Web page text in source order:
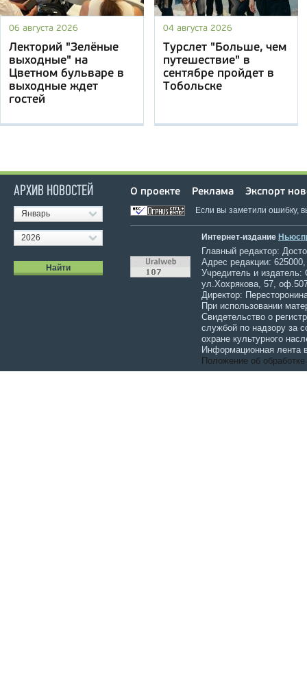
06 августа 2026
Лекторий "Зелёные
выходные" на
Цветном бульваре в
выходные ждет
гостей
04 августа 2026
Турслет "Больше, чем
путешествие" в
сентябре пройдет в
Тобольске
АРХИВ НОВОСТЕЙ
Январь
2026
О проекте Реклама Экспорт
Если вы заметили ошибку,
Интернет-издание
Главный редактор:
Адрес редакции:
Учредитель и
ул.Хохрякова, 57,
Директор:
При использовании
Свидетельство о
службой по надзору за
охране культурного
Информационная лента
Положение об